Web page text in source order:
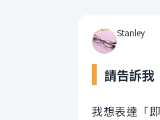
Stanley
請告訴我
我想表達「